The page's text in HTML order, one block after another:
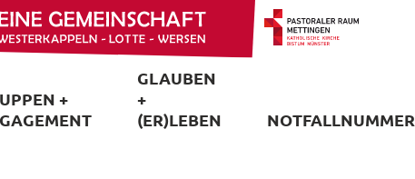
+
GLAUBEN
+
(ER)LEBEN
NOTFALLNUMMER